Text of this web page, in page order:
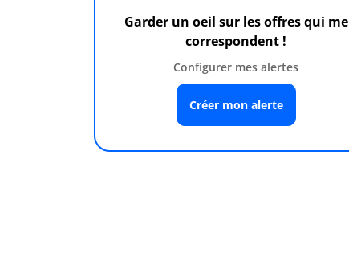
Garder un oeil sur les offres qui me
correspondent !
Configurer mes alertes
Créer mon alerte